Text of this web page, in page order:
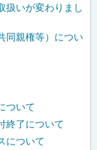
扱いが変わりまし
同親権等）につい
ついて
終了について
について